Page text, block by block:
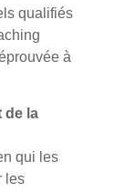
qualifiés
à
de la
qui les
les